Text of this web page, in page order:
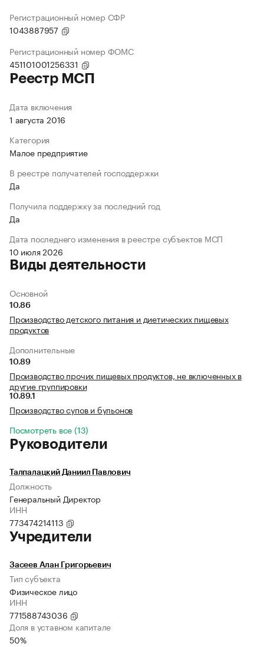
Регистрационный номер СФР
1043887957
Регистрационный номер ФОМС
451101001256331
Реестр МСП
Дата включения
1 августа 2016
Категория
Малое предприятие
В реестре получателей господдержки
Да
Получила поддержку за последний год
Да
Дата последнего изменения в реестре субъектов МСП
10 июля 2026
Виды деятельности
Основной
10.86
Производство детского питания и диетических пищевых
продуктов
Дополнительные
10.89
Производство прочих пищевых продуктов, не включенных в
другие группировки
10.89.1
Производство супов и бульонов
Посмотреть все (13)
Руководители
Талпалацкий Даниил Павлович
Должность
Генеральный Директор
ИНН
773474214113
Учредители
Засеев Алан Григорьевич
Тип субъекта
Физическое лицо
ИНН
771588743036
Доля в уставном капитале
50%